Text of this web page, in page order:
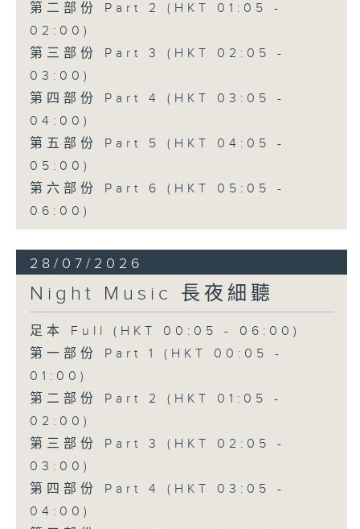
第二部份 Part 2 (HKT 01:05 -
02:00)
第三部份 Part 3 (HKT 02:05 -
03:00)
第四部份 Part 4 (HKT 03:05 -
04:00)
第五部份 Part 5 (HKT 04:05 -
05:00)
第六部份 Part 6 (HKT 05:05 -
06:00)
28/07/2026
Night Music 長夜細聽
足本 Full (HKT 00:05 - 06:00)
第一部份 Part 1 (HKT 00:05 -
01:00)
第二部份 Part 2 (HKT 01:05 -
02:00)
第三部份 Part 3 (HKT 02:05 -
03:00)
第四部份 Part 4 (HKT 03:05 -
04:00)